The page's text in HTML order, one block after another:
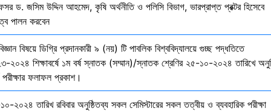
ড. জসিম উদ্দিন আহমেদ, কৃষি অর্থনীতি ও পলিসি বিভাগ, ভারপ্রাপ্ত প্রক্টর হিসেবে
পালন করবেন
বিষয়ে ডিগ্রি প্রদানকারী ৯ (নয়) টি পাবলিক বিশ্ববিদ্যালয়ে গুচ্ছ পদ্ধতিতে
২০২৪ শিক্ষাবর্ষে ১ম বর্ষ স্নাতক (সম্মান)/স্নাতক শ্রেণির ২৫-১০-২০২৪ তারিখে
পরীক্ষার ফলাফল প্রকাশ।
২০২৪ তারিখ রবিবার অনুষ্ঠিতব্য সকল সেমিস্টারের সকল তত্বীয় ও ব্যবহারিক পরীক্ষা